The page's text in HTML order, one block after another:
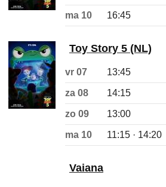
ma 10 16:45
Toy Story 5 (NL)
vr 07 13:45
za 08 14:15
zo 09 13:00
ma 10 11:15 · 14:20
Vaiana